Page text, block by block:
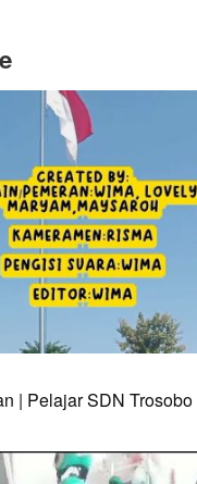
Hobi dan Kegemaran | Pelajar SDN